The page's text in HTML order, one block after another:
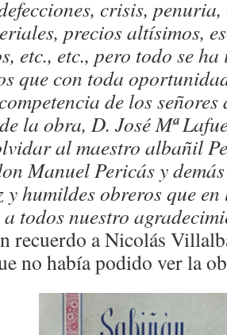
crisis,
precios altísimos,
etc., etc., pero todo se
que con toda
de los
la obra, D. José Mª
al maestro albañil
Manuel Pericás y
humildes obreros que
todos nuestro
recuerdo a Nicolás
no había podido ver la